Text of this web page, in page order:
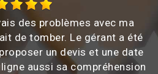
des problèmes avec ma
de tomber. Le gérant a été
un devis et une date
aussi sa compréhension